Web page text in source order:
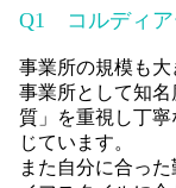
Q1 コルディア
事業所の規模も
事業所として知
質」を重視し丁
じています。
また自分に合っ